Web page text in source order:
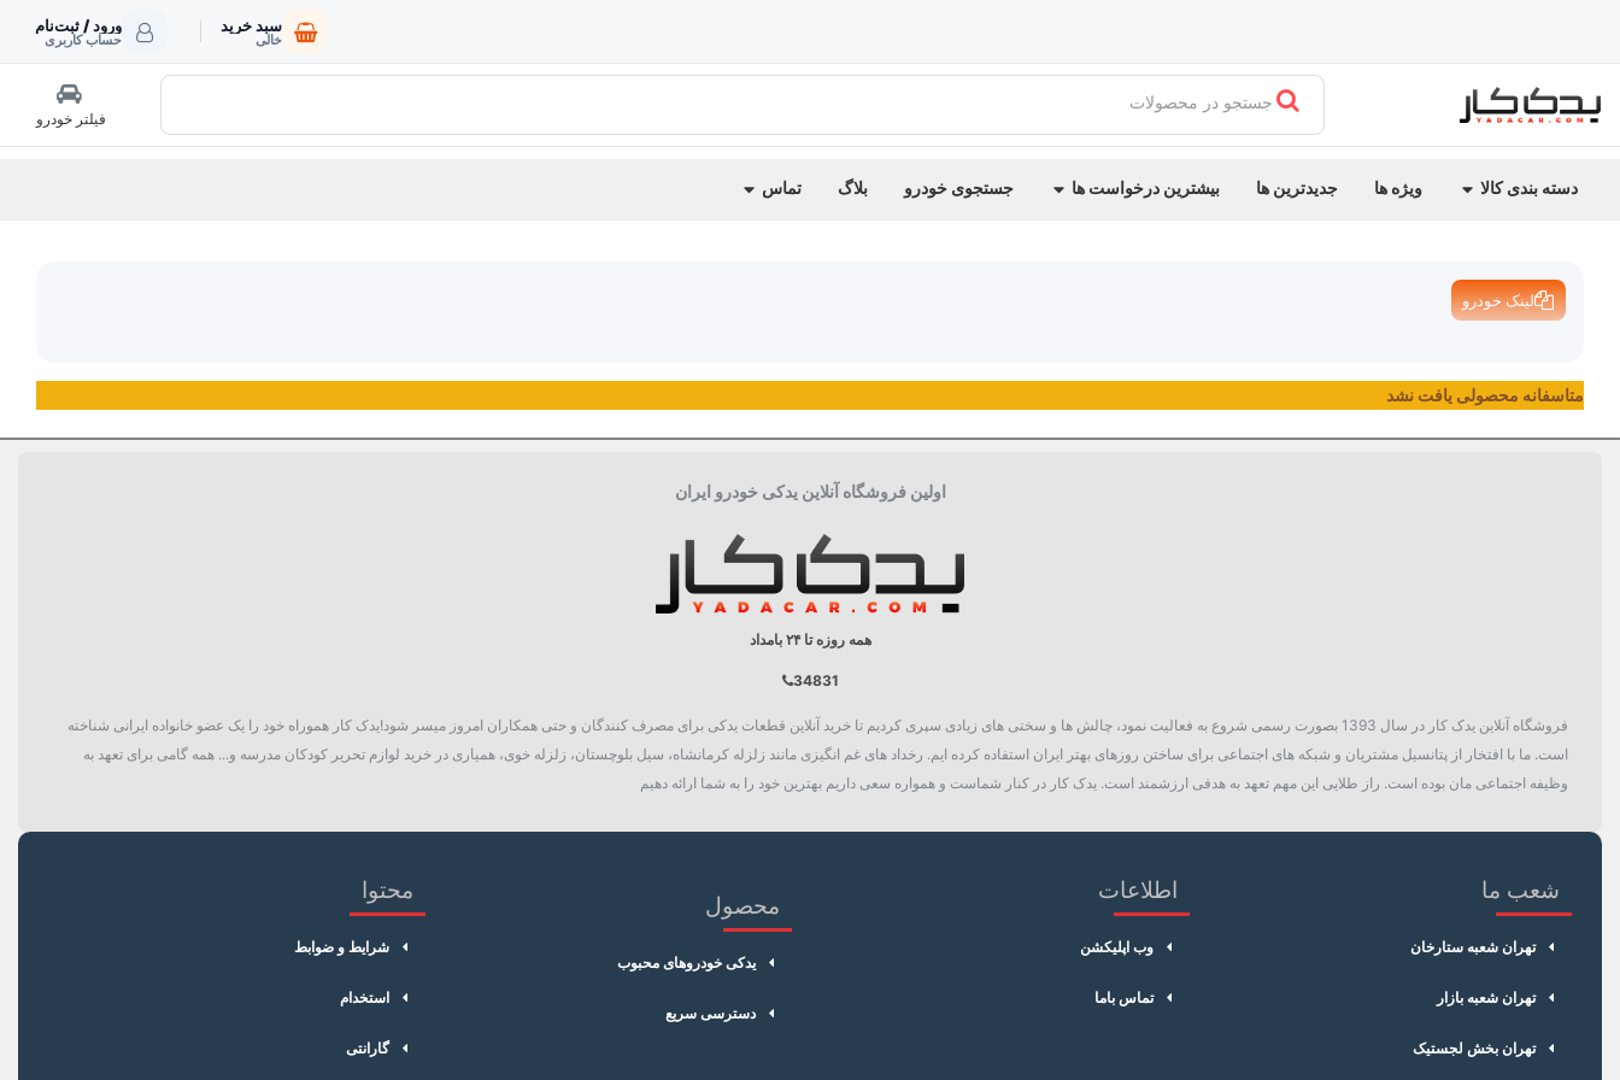
سبد خرید
خالی
ورود / ثبت‌نام
حساب کاربری
جستجو در محصولات
فیلتر خودرو
دسته بندی کالا ویژه ها جدیدترین ها بیشترین درخواست ها جستجوی خودرو بلاگ تماس
لینک خودرو
متاسفانه محصولی یافت نشد
اولین فروشگاه آنلاین یدکی خودرو ایران
همه روزه تا ۲۴ بامداد
34831
فروشگاه آنلاین یدک کار در سال 1393 بصورت رسمی شروع به فعالیت نمود، چالش ها و سختی های زیادی سپری کردیم تا خرید آنلاین قطعات یدکی برای مصرف کنندگان و حتی همکاران امروز میسر شود!یدک کار هموراه خود را یک عضو خانواده ایرانی شناخته
است. ما با افتخار از پتانسیل مشتریان و شبکه های اجتماعی برای ساختن روزهای بهتر ایران استفاده کرده ایم. رخداد های غم انگیزی مانند زلزله کرمانشاه، سیل بلوچستان، زلزله خوی، همیاری در خرید لوازم تحریر کودکان مدرسه و... همه گامی برای تعهد به
وظیفه اجتماعی مان بوده است. راز طلایی این مهم تعهد به هدفی ارزشمند است. یدک کار در کنار شماست و همواره سعی داریم بهترین خود را به شما ارائه دهیم
شعب ما
تهران شعبه ستارخان
تهران شعبه بازار
تهران بخش لجستیک
اطلاعات
وب اپلیکشن
تماس باما
محصول
یدکی خودروهای محبوب
دسترسی سریع
محتوا
شرایط و ضوابط
استخدام
گارانتی